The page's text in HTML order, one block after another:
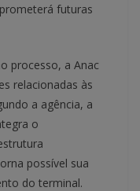
futuras
processo, a Anac
relacionadas às
a agência, a
o
possível sua
do terminal.